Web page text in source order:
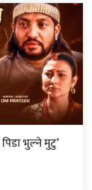
पिडा भुल्ने मुटु’